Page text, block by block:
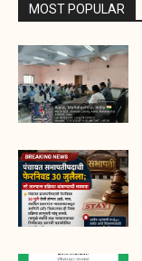
MOST POPULAR